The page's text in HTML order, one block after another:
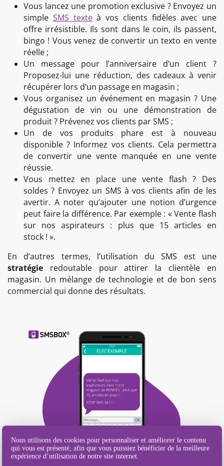
Nous utilisons des cookies pour personnaliser et améliorer le contenu
qui vous est présenté, afin que vous puissiez bénéficier de la meilleure
expérience d’utilisation de notre site internet.
Vous lancez une promotion exclusive ? Envoyez un
simple SMS texteà vos clients fidèles avec une
offre irrésistible. Ils sont dans le coin, ils passent,
bingo ! Vous venez de convertir un texto en vente
réelle ;
Un message pour l’anniversaire d’un client ?
Proposez-lui une réduction, des cadeaux à venir
récupérer lors d’un passage en magasin ;
Vous organisez un événement en magasin ? Une
dégustation de vin ou une démonstration de
produit ? Prévenez vos clients par SMS ;
Un de vos produits phare est à nouveau
disponible ? Informez vos clients. Cela permettra
de convertir une vente manquée en une vente
réussie.
Vous mettez en place une vente flash ? Des
soldes ? Envoyez un SMS à vos clients afin de les
avertir. A noter qu’ajouter une notion d’urgence
peut faire la différence. Par exemple : « Vente flash
sur nos aspirateurs : plus que 15 articles en
stock ! ».
En d’autres termes, l’utilisation du SMS est une
stratégie redoutable pour attirer la clientèle en
magasin. Un mélange de technologie et de bon sens
commercial qui donne des résultats.